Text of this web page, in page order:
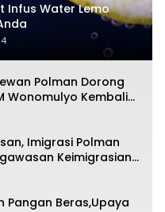
Infus Water Lemo
Polman Dorong
Wonomulyo Kembali
Imigrasi Polman
Keimigrasian
disemua Daerah
Pangan Beras,Upaya